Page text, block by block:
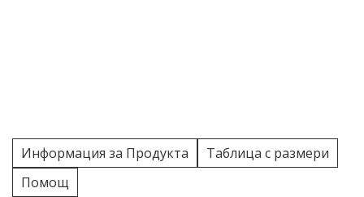
Информация за Продукта
Таблица с размери
Помощ